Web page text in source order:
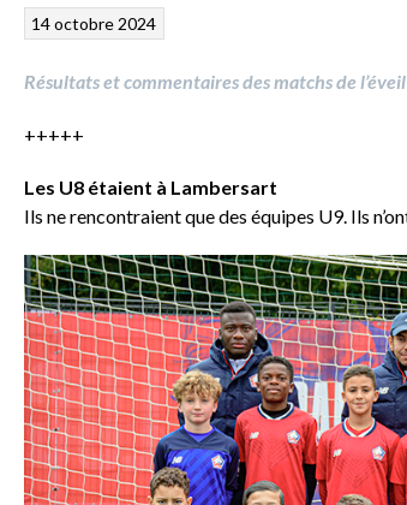
14 octobre 2024
Résultats et commentaires des matchs de
+++++
Les U8 étaient à Lambersart
Ils ne rencontraient que des équipes U9. Ils